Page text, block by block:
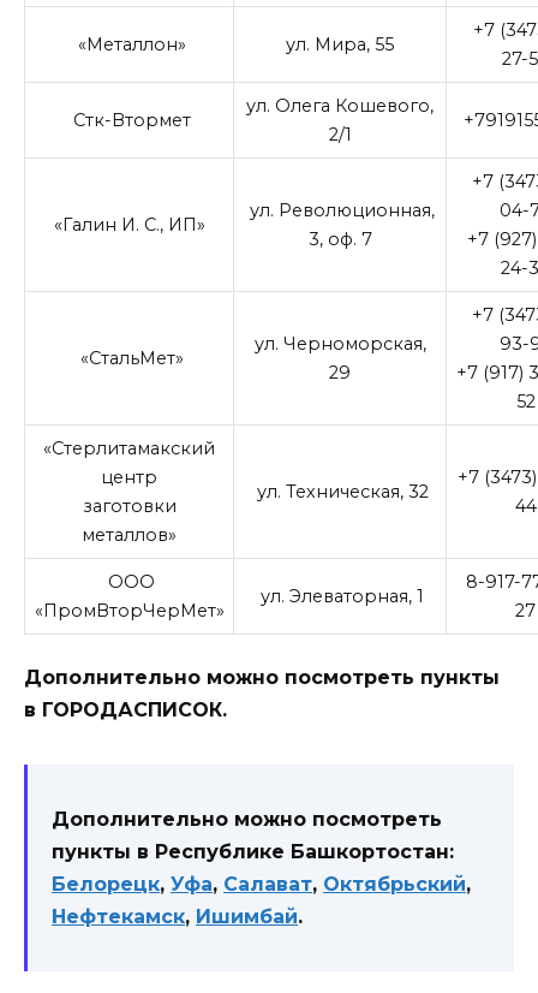
«Металлон» ул. Мира, 55
+7
27-
Стк-Втормет
ул. Олега Кошевого,
2/1
«Галин И. С., ИП»
ул. Революционная,
3, оф. 7
+7
04-
+7
24-
«СтальМет»
ул. Черноморская,
29
+7
93-
+7 (917)
52
«Стерлитамакский
центр
заготовки
металлов»
ул. Техническая, 32
+7
44
ООО
«ПромВторЧерМет»
ул. Элеваторная, 1
8-917-
27
Дополнительно можно посмотреть пункты
в ГОРОДАСПИСОК.
Дополнительно можно посмотреть
пункты в Республике Башкортостан:
Белорецк, Уфа, Салават, Октябрьский,
Нефтекамск, Ишимбай.